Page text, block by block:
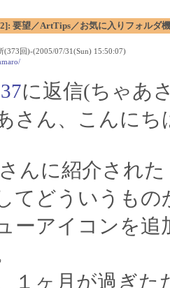
要望／ArtTips／お気に入りフォルダ
(373回)-(2005/07/31(Sun) 15:50:07)
に返信(ちゃあ
さん、こんにち
んに紹介され
てどういうもの
ーアイコンを
１ヶ月が過ぎ